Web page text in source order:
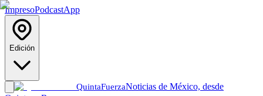
ImpresoPodcastApp
Edición
QuintaFuerzaNoticias de México, desde